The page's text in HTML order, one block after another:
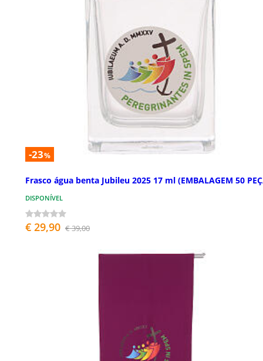
-23%
Frasco água benta Jubileu 2025 17 ml (EMBALAGEM 50
DISPONÍVEL
€ 29,90 € 39,00